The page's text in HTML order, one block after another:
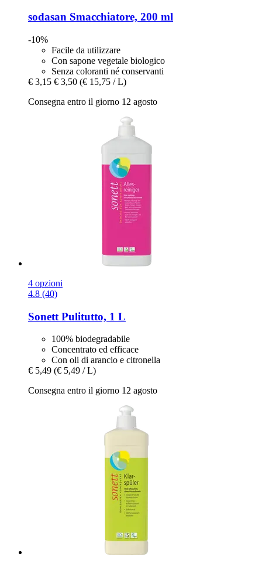
sodasan Smacchiatore, 200 ml
-10%
Facile da utilizzare
Con sapone vegetale biologico
Senza coloranti né conservanti
€ 3,15 € 3,50 (€ 15,75 / L)
Consegna entro il giorno 12 agosto
4 opzioni
4.8 (40)
Sonett Pulitutto, 1 L
100% biodegradabile
Concentrato ed efficace
Con oli di arancio e citronella
€ 5,49 (€ 5,49 / L)
Consegna entro il giorno 12 agosto